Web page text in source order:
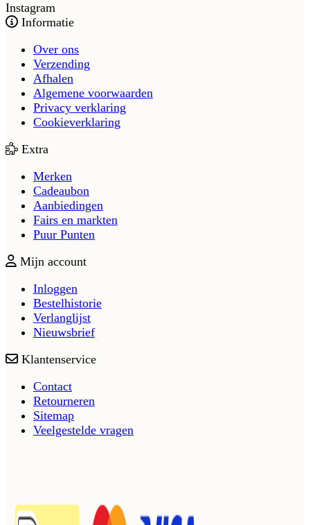
Instagram
Informatie
Over ons
Verzending
Afhalen
Algemene voorwaarden
Privacy verklaring
Cookieverklaring
Extra
Merken
Cadeaubon
Aanbiedingen
Fairs en markten
Puur Punten
Mijn account
Inloggen
Bestelhistorie
Verlanglijst
Nieuwsbrief
Klantenservice
Contact
Retourneren
Sitemap
Veelgestelde vragen